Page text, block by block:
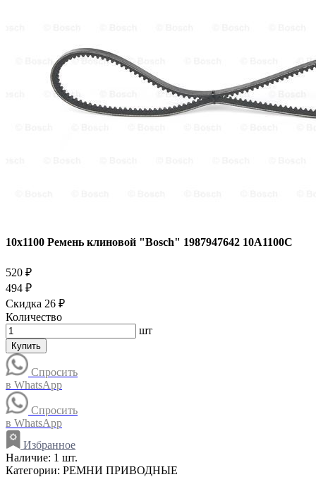
10x1100 Ремень клиновой "Bosch" 1987947642 10A1100C
520 ₽
494 ₽
Скидка 26 ₽
Количество
шт
Купить
Спросить
в WhatsApp
Спросить
в WhatsApp
Избранное
Наличие: 1 шт.
Категории: РЕМНИ ПРИВОДНЫЕ